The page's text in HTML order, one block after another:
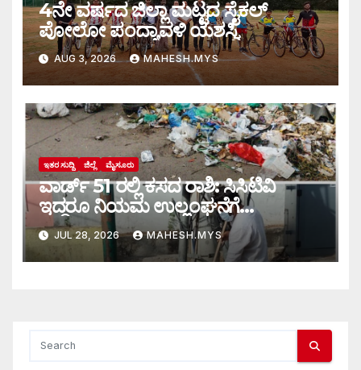
4ನೇ ವರ್ಷದ ಜಿಲ್ಲಾ ಮಟ್ಟದ ಸೈಕಲ್
ಪೋಲೋ ಪಂದ್ಯಾವಳಿ ಯಶಸ್ವಿ
AUG 3, 2026 MAHESH.MYS
ಇತರ ಸುದ್ದಿ ಜಿಲ್ಲೆ ಮೈಸೂರು
ವಾರ್ಡ್ 51 ರಲ್ಲಿ ಕಸದ ರಾಶಿ: ಸಿಸಿಟಿವಿ
ಇದ್ದರೂ ನಿಯಮ ಉಲ್ಲಂಘನೆಗೆ
ಕಡಿವಾಣವಿಲ್ಲ
JUL 28, 2026 MAHESH.MYS